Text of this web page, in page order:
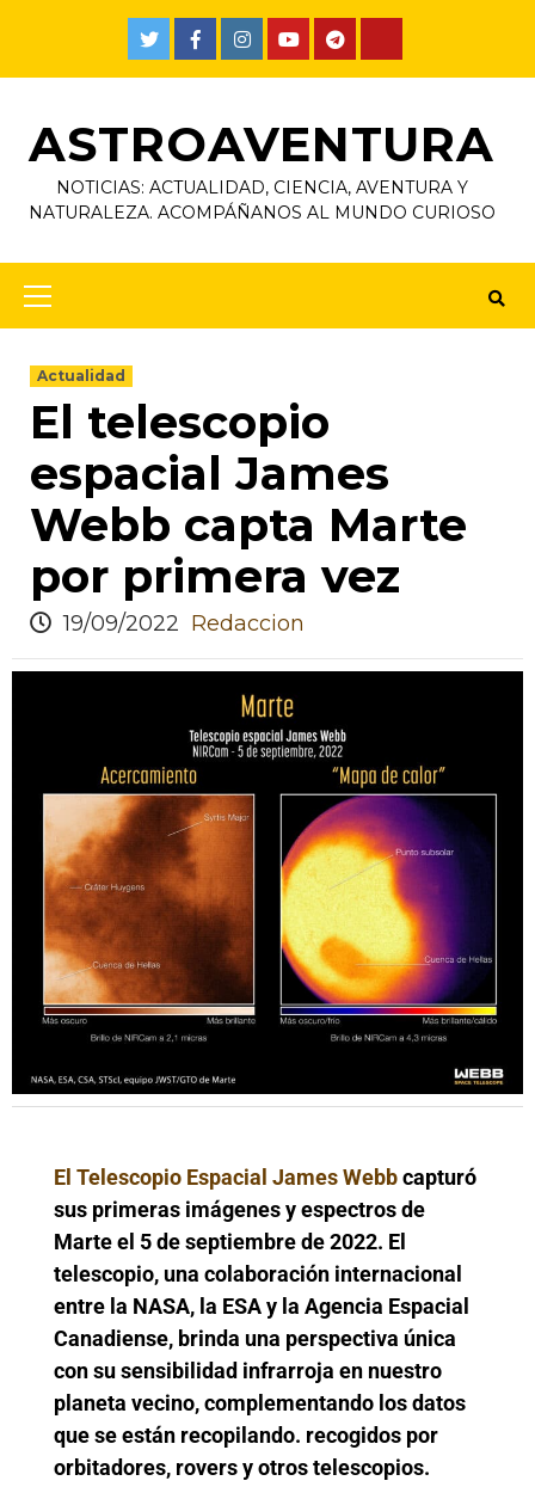
ASTROAVENTURA
NOTICIAS: ACTUALIDAD, CIENCIA, AVENTURA Y
NATURALEZA. ACOMPÁÑANOS AL MUNDO CURIOSO
Actualidad
El telescopio
espacial James
Webb capta Marte
por primera vez
19/09/2022 Redaccion
El Telescopio Espacial James Webbcapturó
sus primeras imágenes y espectros de
Marte el 5 de septiembre de 2022. El
telescopio, una colaboración internacional
entre la NASA, la ESA y la Agencia Espacial
Canadiense, brinda una perspectiva única
con su sensibilidad infrarroja en nuestro
planeta vecino, complementando los datos
que se están recopilando. recogidos por
orbitadores, rovers y otros telescopios.